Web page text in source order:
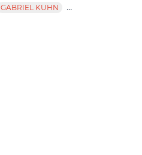
GABRIEL KUHN ...